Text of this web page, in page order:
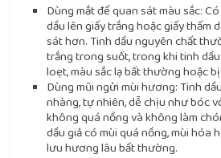
Dùng mắt để quan sát màu sắc:
dầu lên giấy trắng hoặc giấy thấm
sát hơn. Tinh dầu nguyên chất
trắng trong suốt, trong khi tinh
loẹt, màu sắc lạ bất thường hoặc
Dùng mũi ngửi mùi hương: Tinh
nhàng, tự nhiên, dễ chịu như bóc
không quá nồng và không làm
dầu giả có mùi quá nồng, mùi hóa
lưu hương lâu bất thường.